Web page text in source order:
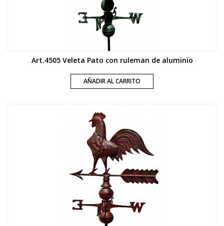
Art.4505 Veleta Pato con ruleman de aluminio
AÑADIR AL CARRITO